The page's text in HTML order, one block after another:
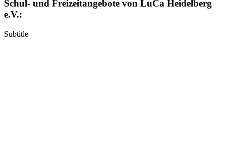
Schul- und Freizeitangebote von LuCa Heidelberg
e.V.:
Subtitle